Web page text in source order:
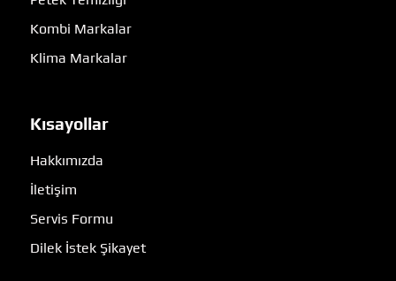
Kombi Markalar
Klima Markalar
Kısayollar
Hakkımızda
İletişim
Servis Formu
Dilek İstek Şikayet